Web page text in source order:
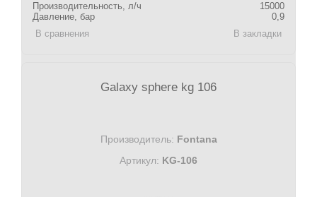
Производительность, л/ч
15000
Давление, бар
0,9
В сравнения
В закладки
Galaxy sphere kg 106
Производитель: Fontana
Артикул: KG-106